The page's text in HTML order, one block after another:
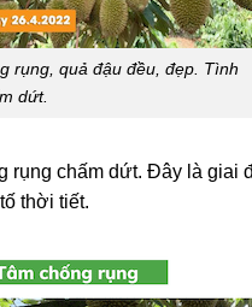
rụng, quả đậu đều, đẹp. Tình
dứt.
rụng chấm dứt. Đây là giai
thời tiết.